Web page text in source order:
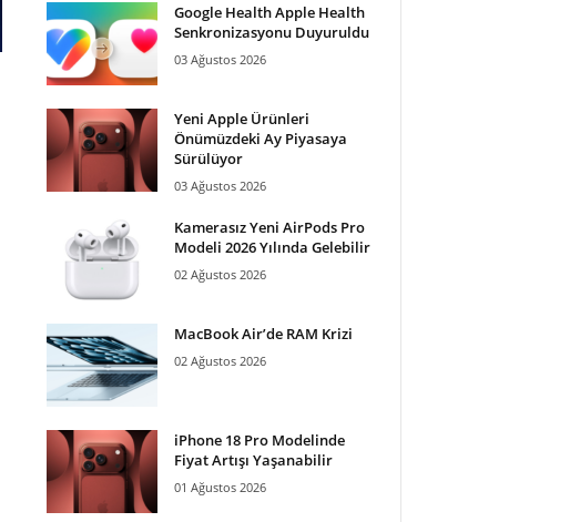
Google Health Apple Health
Senkronizasyonu Duyuruldu
03 Ağustos 2026
Yeni Apple Ürünleri
Önümüzdeki Ay Piyasaya
Sürülüyor
03 Ağustos 2026
Kamerasız Yeni AirPods Pro
Modeli 2026 Yılında Gelebilir
02 Ağustos 2026
MacBook Air’de RAM Krizi
02 Ağustos 2026
iPhone 18 Pro Modelinde
Fiyat Artışı Yaşanabilir
01 Ağustos 2026